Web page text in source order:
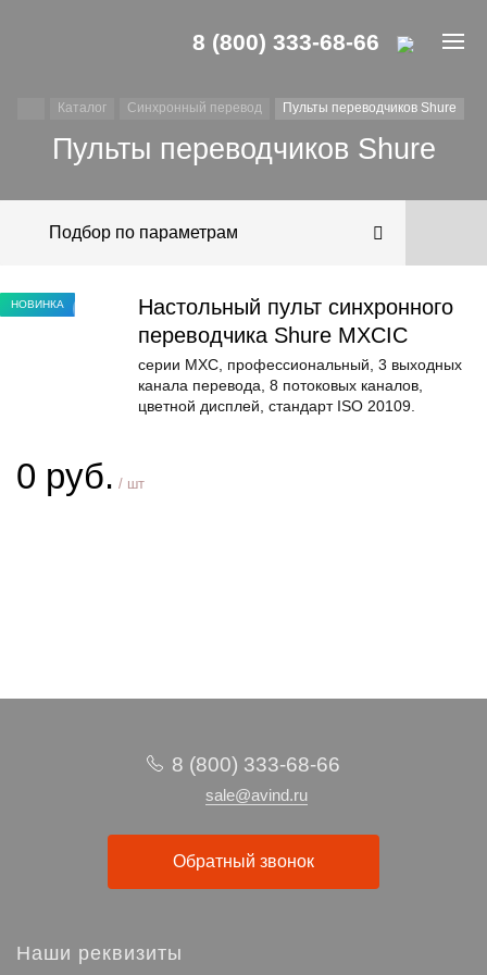
8 (800) 333-68-66
Каталог Синхронный перевод Пульты переводчиков Shure
Пульты переводчиков Shure
Подбор по параметрам
НОВИНКА
Настольный пульт синхронного
переводчика Shure MXCIC
серии MXC, профессиональный, 3 выходных
канала перевода, 8 потоковых каналов,
цветной дисплей, стандарт ISO 20109.
0 руб. / шт
8 (800) 333-68-66
sale@avind.ru
Обратный звонок
Наши реквизиты